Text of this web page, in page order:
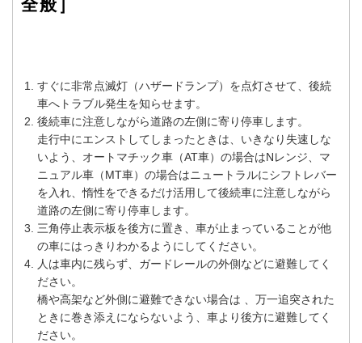
全般］
すぐに非常点滅灯（ハザードランプ）を点灯させて、後続
車へトラブル発生を知らせます。
後続車に注意しながら道路の左側に寄り停車します。
走行中にエンストしてしまったときは、いきなり失速しな
いよう、オートマチック車（AT車）の場合はNレンジ、マ
ニュアル車（MT車）の場合はニュートラルにシフトレバー
を入れ、惰性をできるだけ活用して後続車に注意しながら
道路の左側に寄り停車します。
三角停止表示板を後方に置き、車が止まっていることが他
の車にはっきりわかるようにしてください。
人は車内に残らず、ガードレールの外側などに避難してく
ださい。
橋や高架など外側に避難できない場合は 、万一追突された
ときに巻き添えにならないよう、車より後方に避難してく
ださい。